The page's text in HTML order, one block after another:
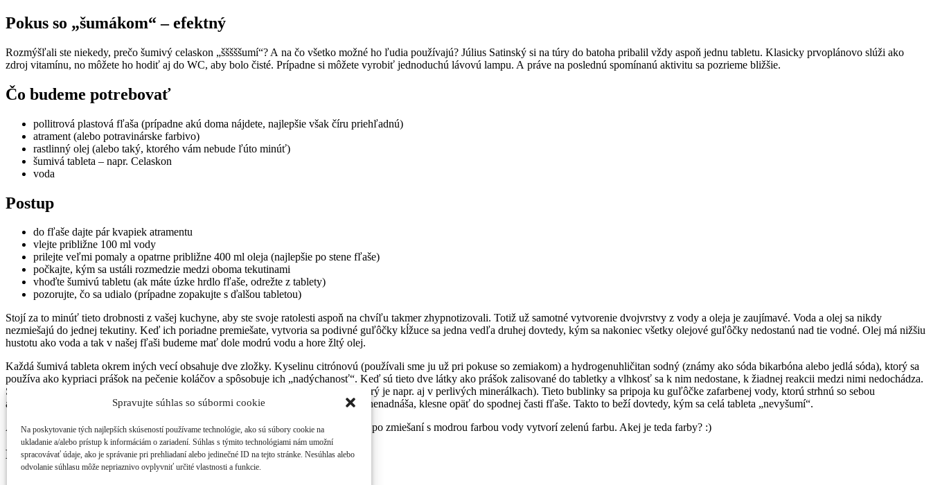
Spravujte súhlas so súbormi cookie
Na poskytovanie tých najlepších skúseností používame technológie, ako sú súbory cookie na
ukladanie a/alebo prístup k informáciám o zariadení. Súhlas s týmito technológiami nám umožní
spracovávať údaje, ako je správanie pri prehliadaní alebo jedinečné ID na tejto stránke. Nesúhlas alebo
odvolanie súhlasu môže nepriaznivo ovplyvniť určité vlastnosti a funkcie.
Pokus so „šumákom“ – efektný
Rozmýšľali ste niekedy, prečo šumivý celaskon „šššššumí“? A na čo všetko možné ho ľudia používajú? Július Satinský si na túry do batoha pribalil vždy aspoň jednu tabletu. Klasicky prvoplánovo slúži ako
zdroj vitamínu, no môžete ho hodiť aj do WC, aby bolo čisté. Prípadne si môžete vyrobiť jednoduchú lávovú lampu. A práve na poslednú spomínanú aktivitu sa pozrieme bližšie.
Čo budeme potrebovať
pollitrová plastová fľaša (prípadne akú doma nájdete, najlepšie však číru priehľadnú)
atrament (alebo potravinárske farbivo)
rastlinný olej (alebo taký, ktorého vám nebude ľúto minúť)
šumivá tableta – napr. Celaskon
voda
Postup
do fľaše dajte pár kvapiek atramentu
vlejte približne 100 ml vody
prilejte veľmi pomaly a opatrne približne 400 ml oleja (najlepšie po stene fľaše)
počkajte, kým sa ustáli rozmedzie medzi oboma tekutinami
vhoďte šumivú tabletu (ak máte úzke hrdlo fľaše, odrežte z tablety)
pozorujte, čo sa udialo (prípadne zopakujte s ďalšou tabletou)
Stojí za to minúť tieto drobnosti z vašej kuchyne, aby ste svoje ratolesti aspoň na chvíľu takmer zhypnotizovali. Totiž už samotné vytvorenie dvojvrstvy z vody a oleja je zaujímavé. Voda a olej sa nikdy
nezmiešajú do jednej tekutiny. Keď ich poriadne premiešate, vytvoria sa podivné guľôčky kĺžuce sa jedna vedľa druhej dovtedy, kým sa nakoniec všetky olejové guľôčky nedostanú nad tie vodné. Olej má nižšiu
hustotu ako voda a tak v našej fľaši budeme mať dole modrú vodu a hore žltý olej.
Každá šumivá tableta okrem iných vecí obsahuje dve zložky. Kyselinu citrónovú (používali sme ju už pri pokuse so zemiakom) a hydrogenuhličitan sodný (známy ako sóda bikarbóna alebo jedlá sóda), ktorý sa
používa ako kypriaci prášok na pečenie koláčov a spôsobuje ich „nadýchanosť“. Keď sú tieto dve látky ako prášok zalisované do tabletky a vlhkosť sa k nim nedostane, k žiadnej reakcii medzi nimi nedochádza.
S vodou šumivá tableta zreaguje a vytvoria sa bublinky plynu (oxidu uhličitého, ktorý je napr. aj v perlivých minerálkach). Tieto bublinky sa pripoja ku guľôčke zafarbenej vody, ktorú strhnú so sebou
a vyplávajú na povrch. Tam sa bublinka plynu uvoľní a guľôčka, pretože ju už nič nenadnáša, klesne opäť do spodnej časti fľaše. Takto to beží dovtedy, kým sa celá tableta „nevyšumí“.
Ak použijete atrament, zbadáte zmenu vody. V šumivých tabletách je farbivo, ktoré po zmiešaní s modrou farbou vody vytvorí zelenú farbu. Akej je teda farby? :)
Mohlo by Vás zaujímať